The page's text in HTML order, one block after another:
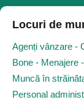
Locuri de
Agenți vânzare -
Bone - Menajere
Muncă în
Personal